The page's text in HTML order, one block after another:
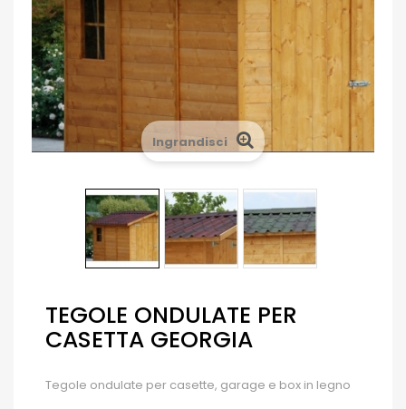
Ingrandisci
TEGOLE ONDULATE PER
CASETTA GEORGIA
Tegole ondulate per casette, garage e box in legno